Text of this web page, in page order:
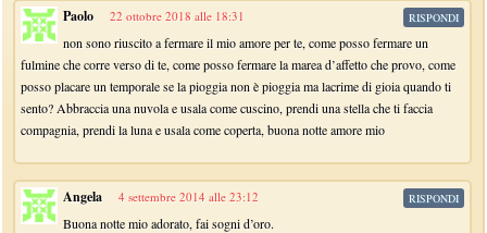
Paolo 22 ottobre 2018 alle 18:31
non sono riuscito a fermare il mio amore per te, come posso fermare un
fulmine che corre verso di te, come posso fermare la marea d’affetto che provo, come
posso placare un temporale se la pioggia non è pioggia ma lacrime di gioia quando ti
sento? Abbraccia una nuvola e usala come cuscino, prendi una stella che ti faccia
compagnia, prendi la luna e usala come coperta, buona notte amore mio
RISPONDI
Angela 4 settembre 2014 alle 23:12
Buona notte mio adorato, fai sogni d’oro.
RISPONDI